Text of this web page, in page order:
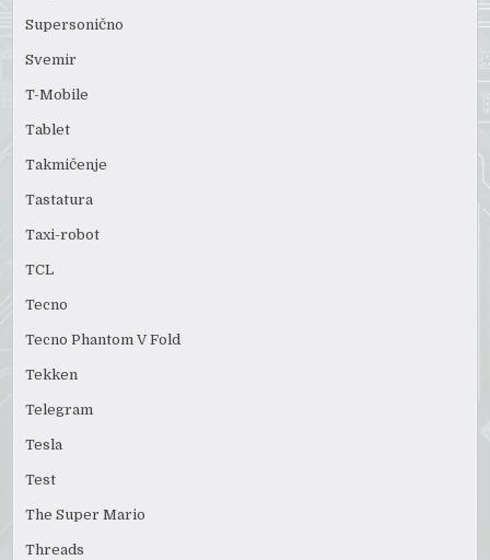
Supersonično
Svemir
T-Mobile
Tablet
Takmičenje
Tastatura
Taxi-robot
TCL
Tecno
Tecno Phantom V Fold
Tekken
Telegram
Tesla
Test
The Super Mario
Threads